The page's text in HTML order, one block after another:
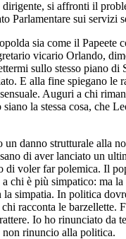
dirigente, si affronti il
Parlamentare sui servizi
sia come il Papeete
vicario Orlando,
sullo stesso piano di
E alla fine spiegano le
Auguri a chi
la stessa cosa, che
danno strutturale alla
di aver lanciato un
di voler far polemica. Il
chi è più simpatico: ma
la simpatia. In politica
racconta le barzellette.
Io ho rinunciato da
rinuncio alla politica.